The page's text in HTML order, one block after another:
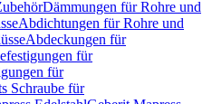
Dämmungen für Rohre und
Abdichtungen für Rohre und
Abdeckungen für
für
für
Schraube für